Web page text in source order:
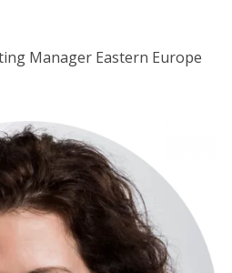
Manager Eastern Europe